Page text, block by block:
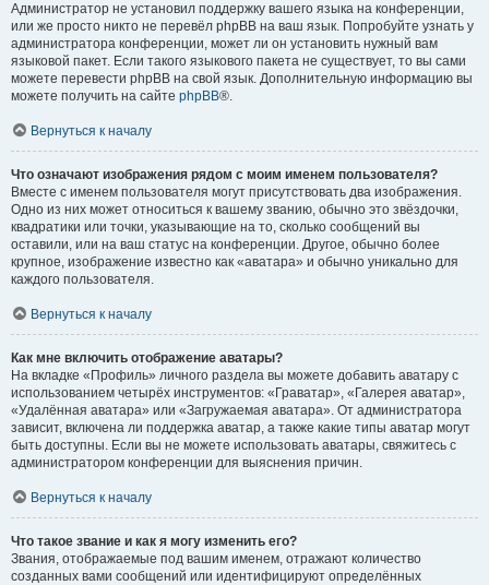
Администратор не установил поддержку вашего языка на конференции,
или же просто никто не перевёл phpBB на ваш язык. Попробуйте узнать у
администратора конференции, может ли он установить нужный вам
языковой пакет. Если такого языкового пакета не существует, то вы сами
можете перевести phpBB на свой язык. Дополнительную информацию вы
можете получить на сайте phpBB®.
Вернуться к началу
Что означают изображения рядом с моим именем пользователя?
Вместе с именем пользователя могут присутствовать два изображения.
Одно из них может относиться к вашему званию, обычно это звёздочки,
квадратики или точки, указывающие на то, сколько сообщений вы
оставили, или на ваш статус на конференции. Другое, обычно более
крупное, изображение известно как «аватара» и обычно уникально для
каждого пользователя.
Вернуться к началу
Как мне включить отображение аватары?
На вкладке «Профиль» личного раздела вы можете добавить аватару с
использованием четырёх инструментов: «Граватар», «Галерея аватар»,
«Удалённая аватара» или «Загружаемая аватара». От администратора
зависит, включена ли поддержка аватар, а также какие типы аватар могут
быть доступны. Если вы не можете использовать аватары, свяжитесь с
администратором конференции для выяснения причин.
Вернуться к началу
Что такое звание и как я могу изменить его?
Звания, отображаемые под вашим именем, отражают количество
созданных вами сообщений или идентифицируют определённых